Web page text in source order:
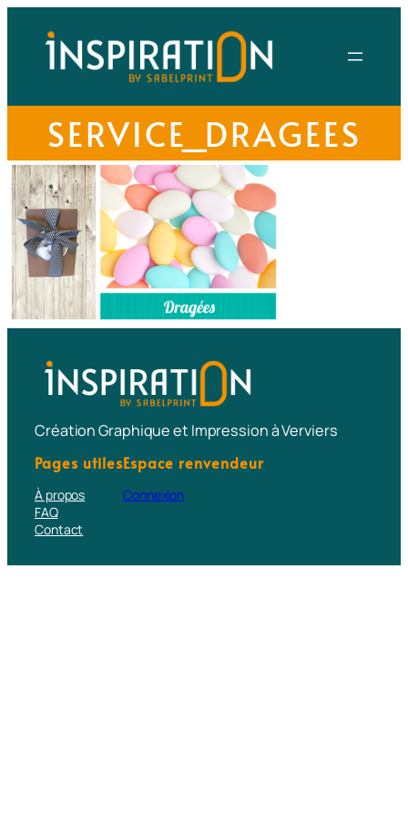
SERVICE_DRAGEES
Création Graphique et Impression à Verviers
Pages utiles
À propos
FAQ
Contact
Espace renvendeur
Connexion